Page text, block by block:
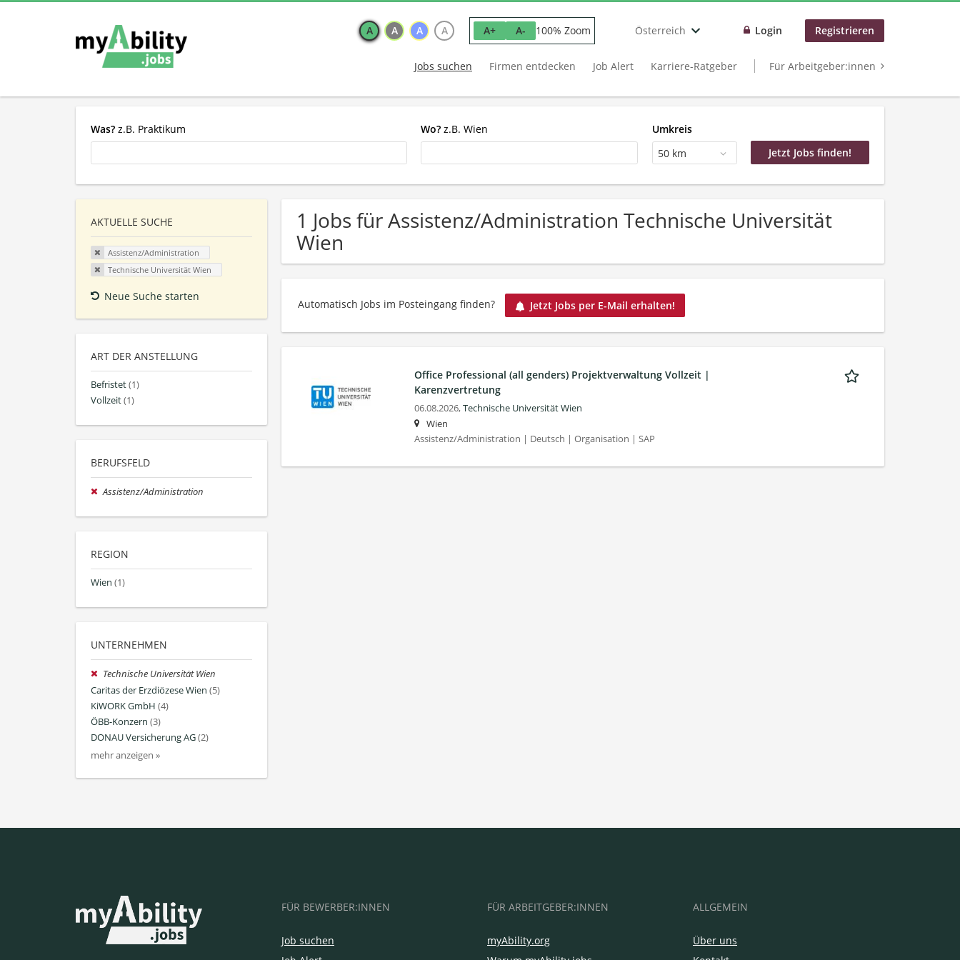
A A A A A+ A- 100% Zoom Österreich Login Registrieren
Jobs suchen Firmen entdecken Job Alert Karriere-Ratgeber Für Arbeitgeber:innen
Was? z.B. Praktikum Wo? z.B. Wien
Umkreis
50 km
AKTUELLE SUCHE
Assistenz/Administration
Technische Universität Wien
Neue Suche starten
ART DER ANSTELLUNG
Befristet(1)
Vollzeit(1)
BERUFSFELD
Assistenz/Administration
REGION
Wien (1)
UNTERNEHMEN
Technische Universität Wien
Caritas der Erzdiözese Wien (5)
KiWORK GmbH (4)
ÖBB-Konzern (3)
DONAU Versicherung AG(2)
mehr anzeigen »
1 Jobs für Assistenz/Administration Technische Universität
Wien
Automatisch Jobs im Posteingang finden? Jetzt Jobs per E-Mail erhalten!
Office Professional (all genders) Projektverwaltung Vollzeit |
Karenzvertretung
06.08.2026,Technische Universität Wien
Wien
Assistenz/Administration | Deutsch | Organisation | SAP
FÜR BEWERBER:INNEN
Job suchen
FÜR ARBEITGEBER:INNEN
myAbility.org
ALLGEMEIN
Über uns